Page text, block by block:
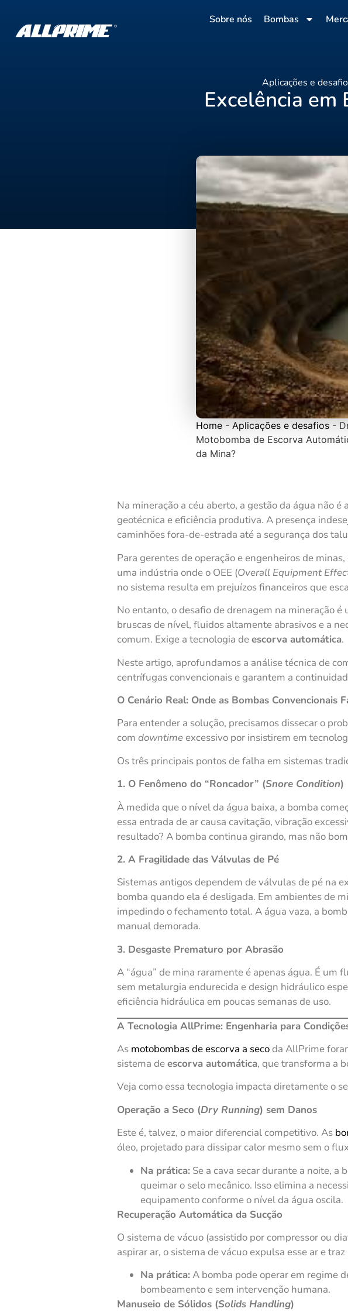
Sobre nós Bombas
Aplicações e
Excelência
Home - Aplicações e desafios -
Motobomba de Escorva
da Mina?
Na mineração a céu aberto, a gestão da água não
geotécnica e eficiência produtiva. A presença
caminhões fora-de-estrada até a segurança dos
Para gerentes de operação e engenheiros de
uma indústria onde o OEE (Overall Equipment
no sistema resulta em prejuízos financeiros que
No entanto, o desafio de drenagem na mineração
bruscas de nível, fluidos altamente abrasivos e a
comum. Exige a tecnologia deescorva automática.
Neste artigo, aprofundamos a análise técnica de
centrífugas convencionais e garantem a
O Cenário Real: Onde as Bombas Convencionais
Para entender a solução, precisamos dissecar o
com downtimeexcessivo por insistirem em
Os três principais pontos de falha em sistemas
1. O Fenômeno do “Roncador” (Snore Condition)
À medida que o nível da água baixa, a bomba
essa entrada de ar causa cavitação, vibração
resultado? A bomba continua girando, mas não
2. A Fragilidade das Válvulas de Pé
Sistemas antigos dependem de válvulas de pé na
bomba quando ela é desligada. Em ambientes de
impedindo o fechamento total. A água vaza, a
manual demorada.
3. Desgaste Prematuro por Abrasão
A “água” de mina raramente é apenas água. É um
sem metalurgia endurecida e design hidráulico
eficiência hidráulica em poucas semanas de uso.
A Tecnologia AllPrime: Engenharia para
As motobombas de escorva a secoda AllPrime
sistema deescorva automática, que transforma a
Veja como essa tecnologia impacta diretamente o
Operação a Seco (Dry Running) sem Danos
Este é, talvez, o maior diferencial competitivo. As
óleo, projetado para dissipar calor mesmo sem o
Na prática: Se a cava secar durante a noite,
queimar o selo mecânico. Isso elimina a
equipamento conforme o nível da água oscila.
Recuperação Automática da Sucção
O sistema de vácuo (assistido por compressor ou
aspirar ar, o sistema de vácuo expulsa esse ar e
Na prática:A bomba pode operar em regime
bombeamento e sem intervenção humana.
Manuseio de Sólidos (Solids Handling)